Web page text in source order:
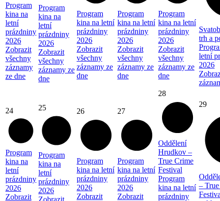
Program
kina na
letní
prázdniny
2026
Zobrazit
všechny
záznamy
ze dne
Program
kina na
letní
prázdniny
2026
Zobrazit
všechny
záznamy ze
dne
Program
kina na letní
prázdniny
2026
Zobrazit
všechny
záznamy ze
dne
Program
kina na letní
prázdniny
2026
Zobrazit
všechny
záznamy ze
dne
Program
kina na letní
prázdniny
2026
Zobrazit
všechny
záznamy ze
dne
trh a
letní
2026
24
Program
kina na
letní
prázdniny
2026
Zobrazit
25
Program
kina na
letní
prázdniny
2026
Zobrazit
26
Program
kina na letní
prázdniny
2026
Zobrazit
27
Program
kina na letní
prázdniny
2026
Zobrazit
28
Oddělení
Hrudkov –
True Crime
Festival
Program
kina na letní
prázdniny
29
–